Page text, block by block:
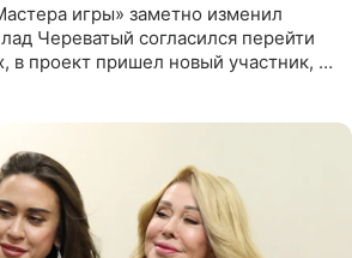
игры» заметно изменил
Череватый согласился перейти
в проект пришел новый участник, а